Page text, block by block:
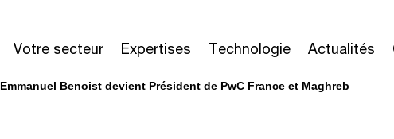
Votre secteur Expertises Technologie Actualités
Emmanuel Benoist devient Président de PwC France et Maghreb